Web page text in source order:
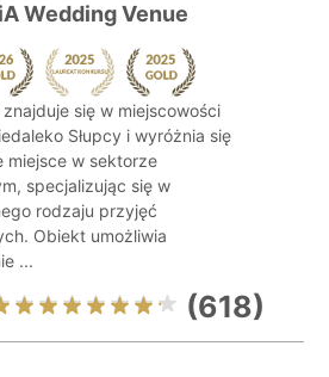
Wedding Venue
znajduje się w miejscowości
Słupcy i wyróżnia się
miejsce w sektorze
specjalizując się w
rodzaju przyjęć
Obiekt umożliwia
...
(618)